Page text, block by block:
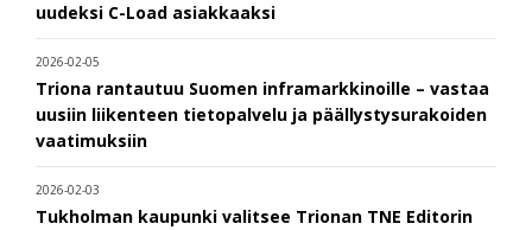
uudeksi C-Load asiakkaaksi
2026-02-05
Triona rantautuu Suomen inframarkkinoille – vastaa
uusiin liikenteen tietopalvelu ja päällystysurakoiden
vaatimuksiin
2026-02-03
Tukholman kaupunki valitsee Trionan TNE Editorin